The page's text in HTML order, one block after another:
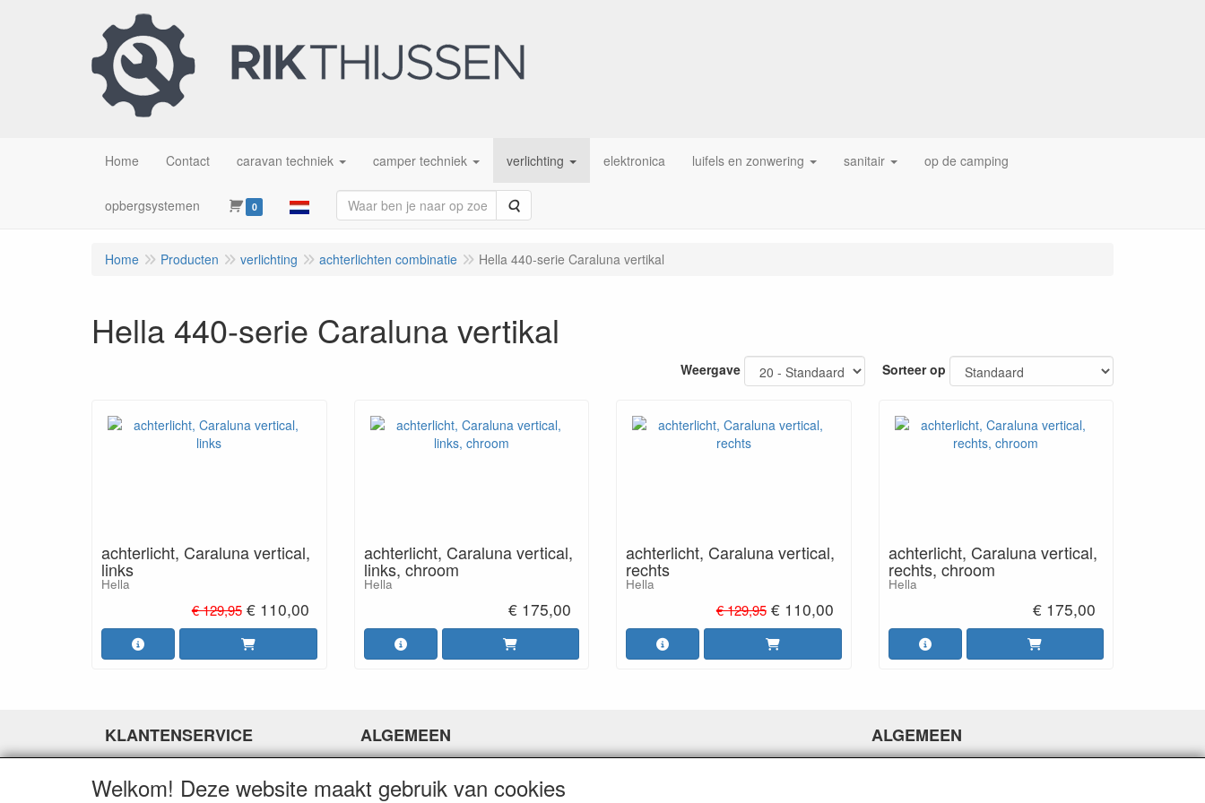
Home Contact caravan techniek camper techniek verlichting elektronica luifels en zonwering sanitair op de camping
opbergsystemen 0 Zoeken
Home Producten verlichting achterlichten combinatie Hella 440-serie Caraluna vertikal
Hella 440-serie Caraluna vertikal
Weergave Sorteer op
achterlicht, Caraluna vertical,
links
Hella
€ 129,95 € 110,00
achterlicht, Caraluna vertical,
links, chroom
Hella
€ 175,00
achterlicht, Caraluna vertical,
rechts
Hella
€ 129,95 € 110,00
achterlicht, Caraluna vertical,
rechts, chroom
Hella
€ 175,00
KLANTENSERVICE
Betaalopties
ALGEMEEN
Algemene voorwaarden
ALGEMEEN
Welkom! Deze website maakt gebruik van cookies